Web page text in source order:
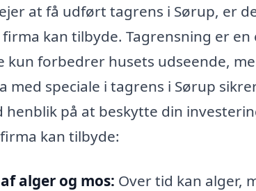
at få udført tagrens i Sørup, er
kan tilbyde. Tagrensning er
kun forbedrer husets udseende,
med speciale i tagrens i Sørup
henblik på at beskytte din
kan tilbyde:
alger og mos: Over tid kan alger,